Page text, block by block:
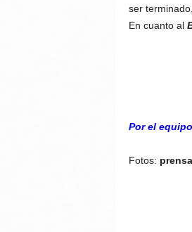
ser terminado,
En cuanto al
Por el
Fotos: